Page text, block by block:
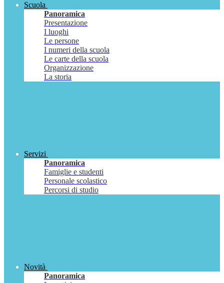
Scuola
Panoramica
Presentazione
I luoghi
Le persone
I numeri della scuola
Le carte della scuola
Organizzazione
La storia
Servizi
Panoramica
Famiglie e studenti
Personale scolastico
Percorsi di studio
Novità
Panoramica